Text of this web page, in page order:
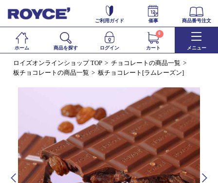
ご利用ガイド 催事 商品番号注文
ホーム 商品を探す ログイン カート
0
メニュー
ロイズオンラインショップ TOP
チョコレートの商品一覧
板チョコレートの商品一覧
板チョコレート[ラムレーズン]